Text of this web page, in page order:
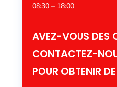
08:30 – 18:00
AVEZ-VOUS DES
CONTACTEZ-
POUR OBTENIR